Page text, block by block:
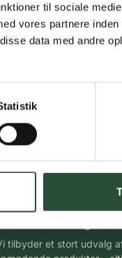
til sociale
vores partnere inden
data med andre
Få hjælp til din webordre
leveringen via GLS,
lave
Stort udvalg
tilbyder et stort udvalg